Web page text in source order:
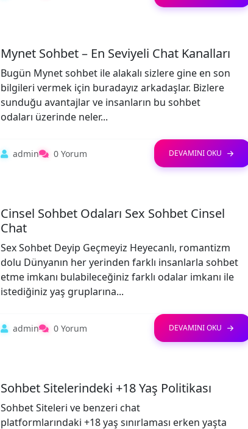
Mynet Sohbet – En Seviyeli Chat Kanalları
Bugün Mynet sohbet ile alakalı sizlere gine en son
bilgileri vermek için buradayız arkadaşlar. Bizlere
sunduğu avantajlar ve insanların bu sohbet
odaları üzerinde neler...
admin 0 Yorum DEVAMINI OKU
Cinsel Sohbet Odaları Sex Sohbet Cinsel
Chat
Sex Sohbet Deyip Geçmeyiz Heyecanlı, romantizm
dolu Dünyanın her yerinden farklı insanlarla sohbet
etme imkanı bulabileceğiniz farklı odalar imkanı ile
istediğiniz yaş gruplarına...
admin 0 Yorum DEVAMINI OKU
Sohbet Sitelerindeki +18 Yaş Politikası
Sohbet Siteleri ve benzeri chat
platformlarındaki +18 yaş sınırlaması erken yaşta